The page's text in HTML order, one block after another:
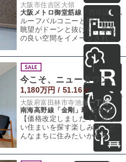
大阪市住吉区大領
大阪メトロ御堂筋線「西田辺」駅 徒歩14分
ルーフバルコニーと聞くと、
眺望がドーンと抜けた、景色
の良い空間をイメージされる
人が多いかもしれません。で
すが実は、低層階
今こそ、ニュータウン。
1,180万円 / 51.16㎡
大阪府富田林市寺池台一丁目
南海高野線「金剛」駅 徒歩4分
【価格改定しました！】新し
い住まいを探す楽しみは、ど
んなまちに住みたいかを考え
ることから始まると思いま
す。その最初の分岐